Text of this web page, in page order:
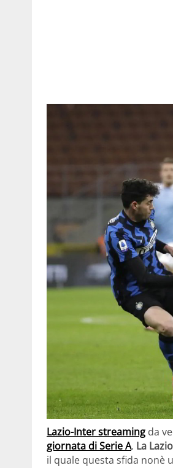
Lazio-Inter streaming da
giornata di Serie A. La
il quale questa sfida nonè